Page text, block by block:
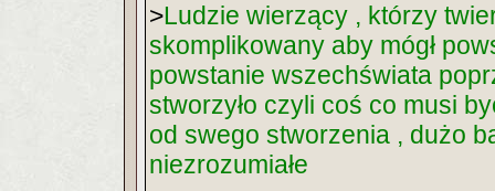
>Ludzie wierzący , którzy
skomplikowany aby mógł
powstanie wszechświata
stworzyło czyli coś co musi
od swego stworzenia , dużo
niezrozumiałe